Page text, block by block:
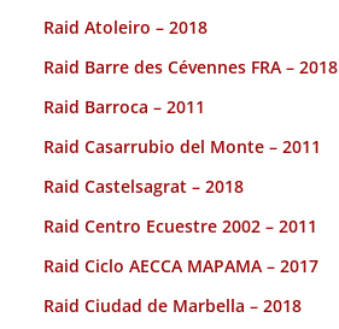
Raid Atoleiro – 2018
Raid Barre des Cévennes FRA – 2018
Raid Barroca – 2011
Raid Casarrubio del Monte – 2011
Raid Castelsagrat – 2018
Raid Centro Ecuestre 2002 – 2011
Raid Ciclo AECCA MAPAMA – 2017
Raid Ciudad de Marbella – 2018